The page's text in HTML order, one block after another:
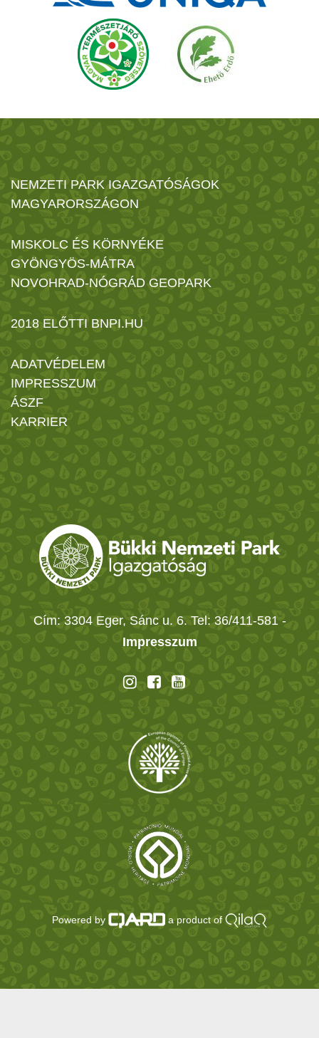
NEMZETI PARK IGAZGATÓSÁGOK
MAGYARORSZÁGON
MISKOLC ÉS KÖRNYÉKE
GYÖNGYÖS-MÁTRA
NOVOHRAD-NÓGRÁD GEOPARK
2018 ELŐTTI BNPI.HU
ADATVÉDELEM
IMPRESSZUM
ÁSZF
KARRIER
Cím: 3304 Eger, Sánc u. 6. Tel: 36/411-581 -
Impresszum
Powered by a product of